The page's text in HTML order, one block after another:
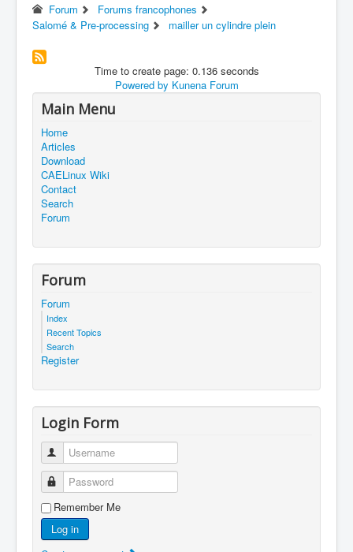
Forum
Forums francophones
Salomé & Pre-processing
mailler un cylindre plein
Time to create page: 0.136 seconds
Powered by Kunena Forum
Main Menu
Home
Articles
Download
CAELinux Wiki
Contact
Search
Forum
Forum
Forum
Index
Recent Topics
Search
Register
Login Form
Username
Password
Remember Me
Log in